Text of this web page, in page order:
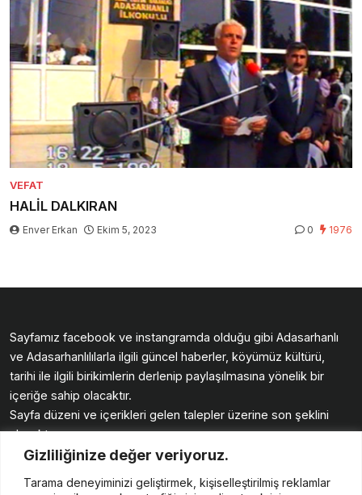
Gizliliğinize değer veriyoruz.
Tarama deneyiminizi geliştirmek, kişiselleştirilmiş reklamlar
VEFAT
HALİL DALKIRAN
Enver Erkan Ekim 5, 2023 0 1976
Sayfamız facebook ve instangramda olduğu gibi Adasarhanlı
ve Adasarhanlılılarla ilgili güncel haberler, köyümüz kültürü,
tarihi ile ilgili birikimlerin derlenip paylaşılmasına yönelik bir
içeriğe sahip olacaktır.
Sayfa düzeni ve içerikleri gelen talepler üzerine son şeklini
alacaktır.
Köyümüz sayfasında buluşmak üzere.